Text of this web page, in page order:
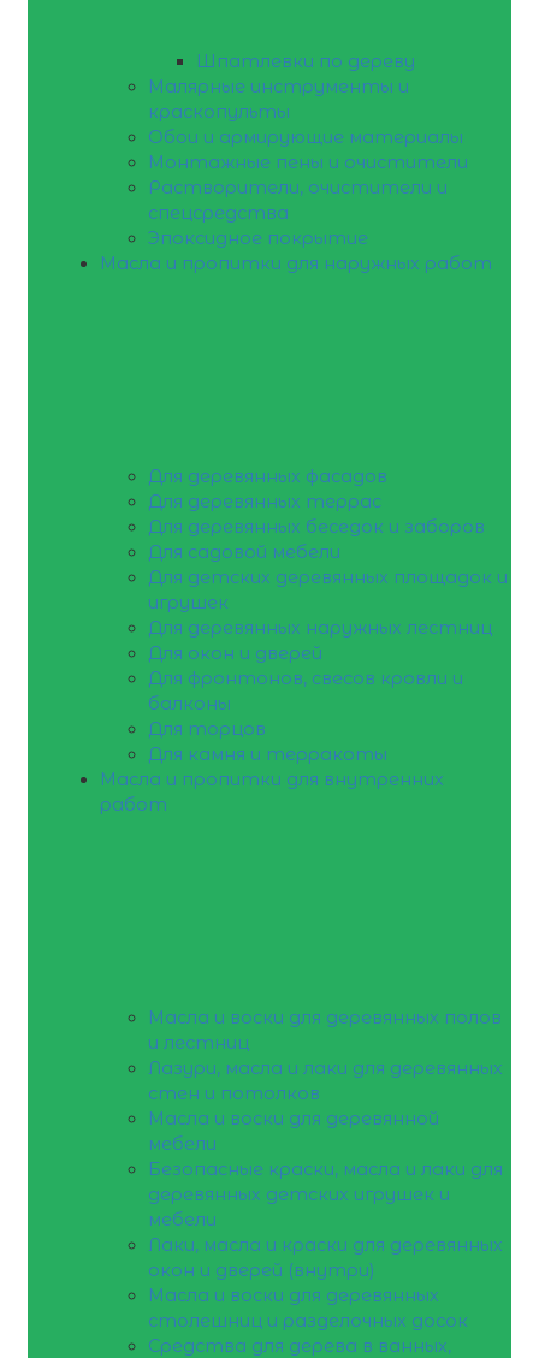
Шпатлевки по дереву
Малярные инструменты и
краскопульты
Обои и армирующие материалы
Монтажные пены и очистители
Растворители, очистители и
спецсредства
Эпоксидное покрытие
Масла и пропитки для наружных работ
Для деревянных фасадов
Для деревянных террас
Для деревянных беседок и заборов
Для садовой мебели
Для детских деревянных площадок и
игрушек
Для деревянных наружных лестниц
Для окон и дверей
Для фронтонов, свесов кровли и
балконы
Для торцов
Для камня и терракоты
Масла и пропитки для внутренних
работ
Масла и воски для деревянных полов
и лестниц
Лазури, масла и лаки для деревянных
стен и потолков
Масла и воски для деревянной
мебели
Безопасные краски, масла и лаки для
деревянных детских игрушек и
мебели
Лаки, масла и краски для деревянных
окон и дверей (внутри)
Масла и воски для деревянных
столешниц и разделочных досок
Средства для дерева в ванных,